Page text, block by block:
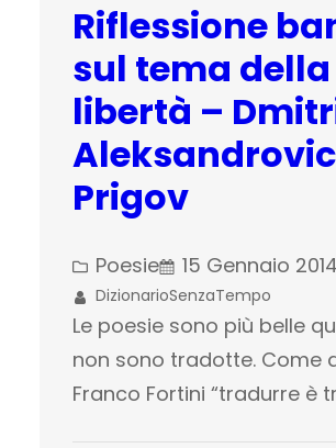
Riflessione
sul tema della
libertà –
Aleksandrovic
Prigov
Poesie 15 Gennaio 2014
DizionarioSenzaTempo
Le poesie sono più belle
non sono tradotte. Come
Franco Fortini “tradurre è